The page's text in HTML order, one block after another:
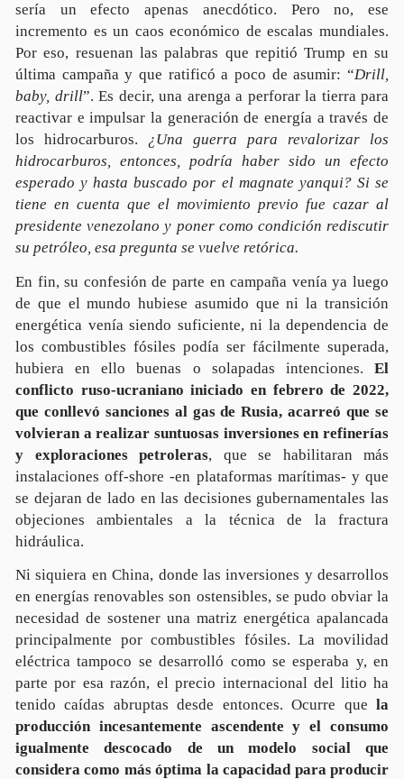
sería un efecto apenas anecdótico. Pero no, ese
incremento es un caos económico de escalas mundiales.
Por eso, resuenan las palabras que repitió Trump en su
última campaña y que ratificó a poco de asumir: “Drill,
baby, drill”. Es decir, una arenga a perforar la tierra para
reactivar e impulsar la generación de energía a través de
los hidrocarburos. ¿Una guerra para revalorizar los
hidrocarburos, entonces, podría haber sido un efecto
esperado y hasta buscado por el magnate yanqui? Si se
tiene en cuenta que el movimiento previo fue cazar al
presidente venezolano y poner como condición rediscutir
su petróleo, esa pregunta se vuelve retórica.
En fin, su confesión de parte en campaña venía ya luego
de que el mundo hubiese asumido que ni la transición
energética venía siendo suficiente, ni la dependencia de
los combustibles fósiles podía ser fácilmente superada,
hubiera en ello buenas o solapadas intenciones. El
conflicto ruso-ucraniano iniciado en febrero de 2022,
que conllevó sanciones al gas de Rusia, acarreó que se
volvieran a realizar suntuosas inversiones en refinerías
y exploraciones petroleras, que se habilitaran más
instalaciones off-shore -en plataformas marítimas- y que
se dejaran de lado en las decisiones gubernamentales las
objeciones ambientales a la técnica de la fractura
hidráulica.
Ni siquiera en China, donde las inversiones y desarrollos
en energías renovables son ostensibles, se pudo obviar la
necesidad de sostener una matriz energética apalancada
principalmente por combustibles fósiles. La movilidad
eléctrica tampoco se desarrolló como se esperaba y, en
parte por esa razón, el precio internacional del litio ha
tenido caídas abruptas desde entonces. Ocurre que la
producción incesantemente ascendente y el consumo
igualmente descocado de un modelo social que
considera como más óptima la capacidad para producir